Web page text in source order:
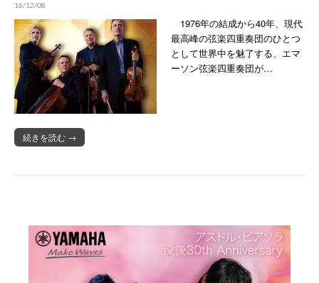
16/12/08
1976年の結成から40年、現代
最高峰の弦楽四重奏団のひとつ
として世界中を魅了する、エマ
ーソン弦楽四重奏団が…
続きを読む →